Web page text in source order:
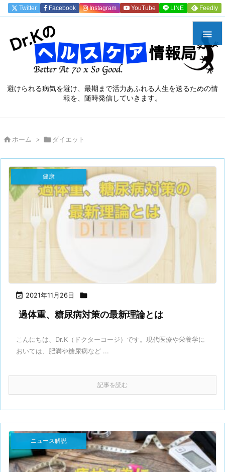
避けられる病気を避け、最期まで活力あふれる人生を送るための情
報を、随時発信していきます。

Twitter Facebook Instagram YouTube LINE Feedly
 ホーム >  ダイエット
 2021年11月26日 
健康
過体重、糖尿病対策の最新理論とは
こんにちは、Dr.K（ドクターコージ）です。⁡現代医療や栄養学に
おいては、肥満や糖尿病など ...
記事を読む
ニュース解説